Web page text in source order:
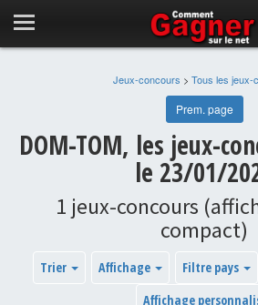
Jeux-concours > Tous les jeux-
Prem. page
DOM-TOM, les jeux-
le 23/01/
1 jeux-concours
compact)
Trier Affichage Filtre pays
Affichage